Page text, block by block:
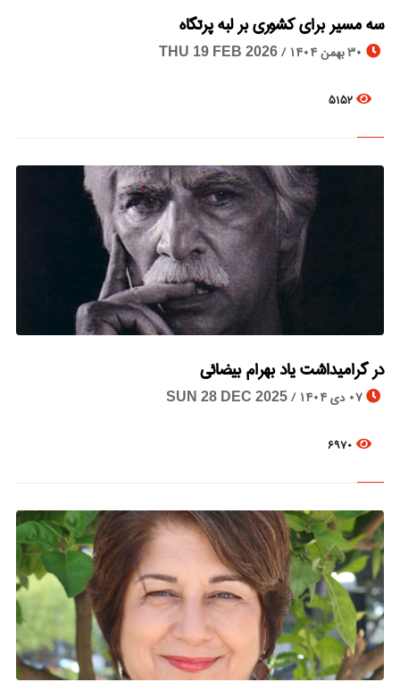
© Image Copyrights Title
سه مسیر برای کشوری بر لبه پرتگاه
30 بهمن 1404 / THU 19 FEB 2026
5152
© Image Copyrights Title
در گرامیداشت یاد بهرام بیضائی
07 دی 1404 / SUN 28 DEC 2025
6970